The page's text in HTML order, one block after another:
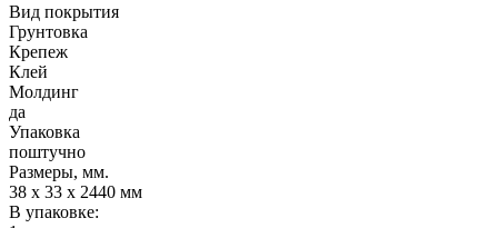
Вид покрытия
Грунтовка
Крепеж
Клей
Молдинг
да
Упаковка
поштучно
Размеры, мм.
38 х 33 х 2440 мм
В упаковке: